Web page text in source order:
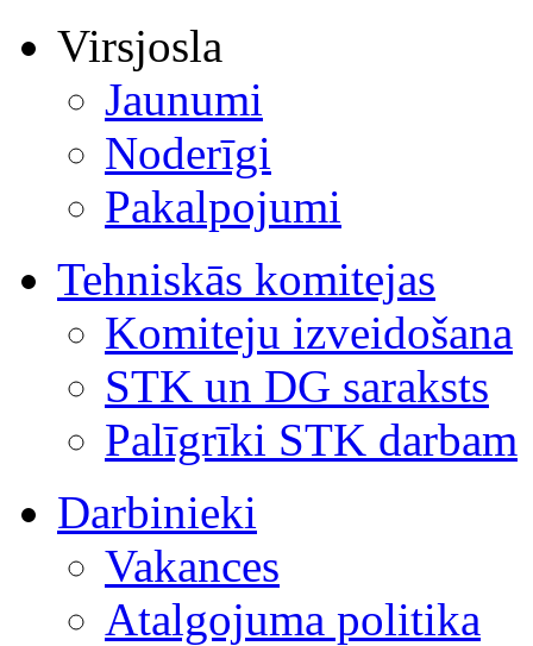
Virsjosla
Jaunumi
Noderīgi
Pakalpojumi
Tehniskās komitejas
Komiteju izveidošana
STK un DG saraksts
Palīgrīki STK darbam
Darbinieki
Vakances
Atalgojuma politika